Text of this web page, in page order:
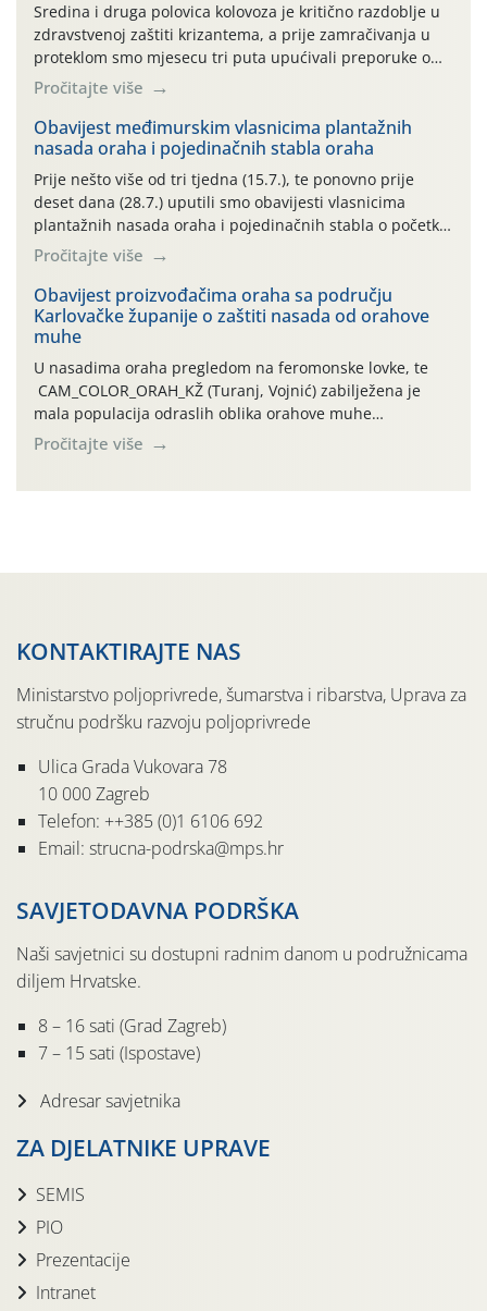
Sredina i druga polovica kolovoza je kritično razdoblje u
zdravstvenoj zaštiti krizantema, a prije zamračivanja u
proteklom smo mjesecu tri puta upućivali preporuke o
preventivnim mjerama zaštite krizantema od najčešćih
uzročnika bolesti, štetnika i fito-fagnih grinja (23.7., 14.7.,
06.7.)! Na početku ovog mjeseca je zabilježeno je
povijesno i ekstremno vruće meteorološko razdoblje, uz
najviše temperature […]
Pročitajte više
Obavijest međimurskim vlasnicima plantažnih
nasada oraha i pojedinačnih stabla oraha
Prije nešto više od tri tjedna (15.7.), te ponovno prije
deset dana (28.7.) uputili smo obavijesti vlasnicima
plantažnih nasada oraha i pojedinačnih stabla o početku
leta i ovogodišnjoj potrebi usmjerenog suzbijanja
orahove muhe (Rhagoletis completa)! Već dvanaest dana
traje drugi ovogodišnji “toplinski udar”, koji naročito
izražen zadnja šest dana (31.7.-05.8.), jer najviše
temperature zraka svakodnevno […]
Pročitajte više
Obavijest proizvođačima oraha sa području
Karlovačke županije o zaštiti nasada od orahove
muhe
U nasadima oraha pregledom na feromonske lovke, te
CAM_COLOR_ORAH_KŽ (Turanj, Vojnić) zabilježena je
mala populacija odraslih oblika orahove muhe
(Rhagoletis completa). Niska brojnost može se objasniti
činjenicom da je riječ o mladim nasadima s vrlo malim
Pročitajte više
KONTAKTIRAJTE NAS
Ministarstvo poljoprivrede, šumarstva i ribarstva, Uprava za
stručnu podršku razvoju poljoprivrede
Ulica Grada Vukovara 78
10 000 Zagreb
Telefon: ++385 (0)1 6106 692
Email: strucna-podrska@mps.hr
SAVJETODAVNA PODRŠKA
Naši savjetnici su dostupni radnim danom u podružnicama
diljem Hrvatske.
8 – 16 sati (Grad Zagreb)
7 – 15 sati (Ispostave)
Adresar savjetnika
ZA DJELATNIKE UPRAVE
SEMIS
PIO
Prezentacije
Intranet